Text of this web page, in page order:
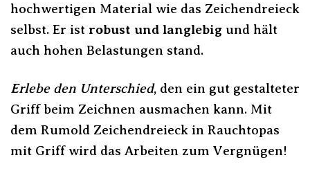
hochwertigen Material wie das Zeichendreieck
selbst. Er ist robust und langlebig und hält
auch hohen Belastungen stand.
Erlebe den Unterschied, den ein gut gestalteter
Griff beim Zeichnen ausmachen kann. Mit
dem Rumold Zeichendreieck in Rauchtopas
mit Griff wird das Arbeiten zum Vergnügen!